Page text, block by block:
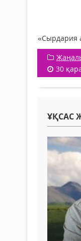
«Сырдария
30
ҰҚСАС